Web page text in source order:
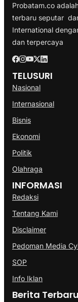
Probatam.co
terbaru seputar
International
dan terpercaya
TELUSURI
Nasional
Internasional
Bisnis
Ekonomi
Politik
Olahraga
INFORMASI
Redaksi
Tentang Kami
Disclaimer
Pedoman Media
SOP
Info Iklan
Berita Terbaru